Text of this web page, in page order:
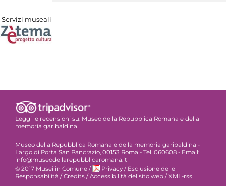
Servizi museali
Leggi le recensioni su: Museo della Repubblica Romana e della
memoria garibaldina
Museo della Repubblica Romana e della memoria garibaldina -
Largo di Porta San Pancrazio, 00153 Roma - Tel. 060608 - Email:
info@museodellarepubblicaromana.it
© 2017 Musei in Comune / Privacy / Esclusione delle
Responsabilità /Credits /Accessibilità del sito web /XML-rss